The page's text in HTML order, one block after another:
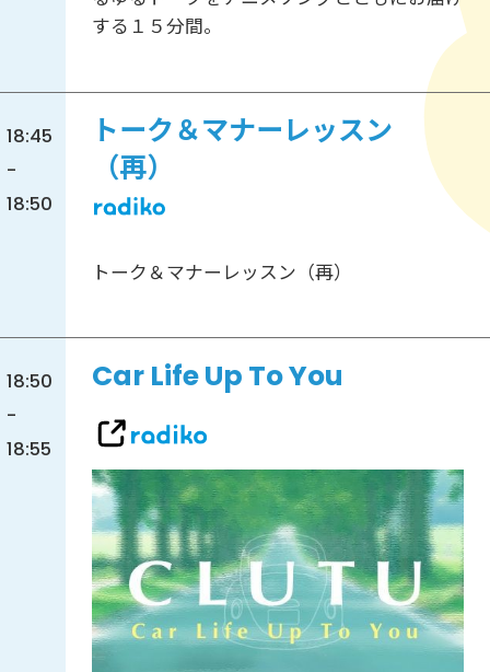
する１５分間。
18:45
-
18:50
トーク＆マナーレッスン
（再）
トーク＆マナーレッスン（再）
18:50
-
18:55
Car Life Up To You